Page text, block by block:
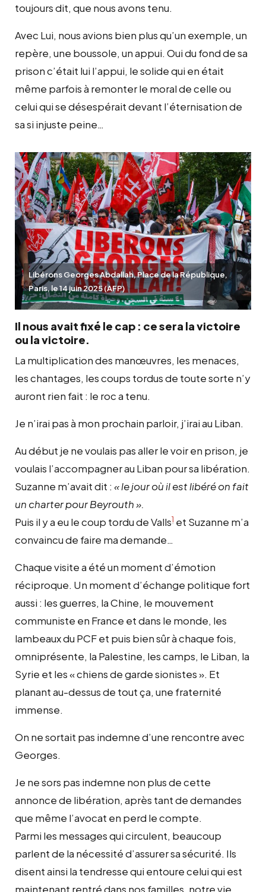
toujours dit, que nous avons tenu.
Avec Lui, nous avions bien plus qu’un exemple, un
repère, une boussole, un appui. Oui du fond de sa
prison c’était lui l’appui, le solide qui en était
même parfois à remonter le moral de celle ou
celui qui se désespérait devant l’éternisation de
sa si injuste peine…
Libérons Georges Abdallah, Place de la République,
Paris, le 14 juin 2025 (AFP)
Il nous avait fixé le cap : ce sera la victoire
ou la victoire.
La multiplication des manœuvres, les menaces,
les chantages, les coups tordus de toute sorte n’y
auront rien fait : le roc a tenu.
Je n’irai pas à mon prochain parloir, j’irai au Liban.
Au début je ne voulais pas aller le voir en prison, je
voulais l’accompagner au Liban pour sa libération.
Suzanne m’avait dit : « le jour où il est libéré on fait
un charter pour Beyrouth ».
Puis il y a eu le coup tordu de Valls1 et Suzanne m’a
convaincu de faire ma demande…
Chaque visite a été un moment d’émotion
réciproque. Un moment d’échange politique fort
aussi : les guerres, la Chine, le mouvement
communiste en France et dans le monde, les
lambeaux du PCF et puis bien sûr à chaque fois,
omniprésente, la Palestine, les camps, le Liban, la
Syrie et les « chiens de garde sionistes ». Et
planant au-dessus de tout ça, une fraternité
immense.
On ne sortait pas indemne d’une rencontre avec
Georges.
Je ne sors pas indemne non plus de cette
annonce de libération, après tant de demandes
que même l’avocat en perd le compte.
Parmi les messages qui circulent, beaucoup
parlent de la nécessité d’assurer sa sécurité. Ils
disent ainsi la tendresse qui entoure celui qui est
maintenant rentré dans nos familles, notre vie,